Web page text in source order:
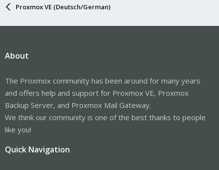
Proxmox VE (Deutsch/German)
About
The Proxmox community has been around for many years
and offers help and support for Proxmox VE, Proxmox
Backup Server, and Proxmox Mail Gateway.
We think our community is one of the best thanks to people
like you!
Quick Navigation